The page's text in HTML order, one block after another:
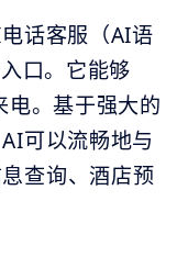
话客服（AI语
口。它能够
。基于强大的
可以流畅地与
查询、酒店预